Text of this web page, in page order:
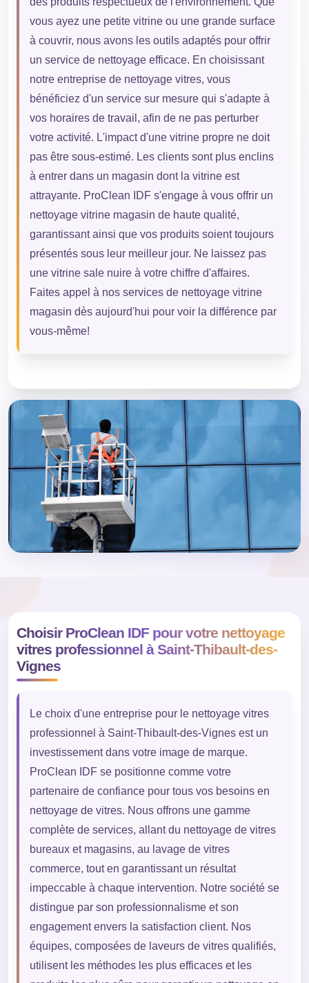
vous ayez une petite vitrine ou une grande surface
à couvrir, nous avons les outils adaptés pour offrir
un service de nettoyage efficace. En choisissant
notre entreprise de nettoyage vitres, vous
bénéficiez d'un service sur mesure qui s'adapte à
vos horaires de travail, afin de ne pas perturber
votre activité. L'impact d'une vitrine propre ne doit
pas être sous-estimé. Les clients sont plus enclins
à entrer dans un magasin dont la vitrine est
attrayante. ProClean IDF s'engage à vous offrir un
nettoyage vitrine magasin de haute qualité,
garantissant ainsi que vos produits soient toujours
présentés sous leur meilleur jour. Ne laissez pas
une vitrine sale nuire à votre chiffre d'affaires.
Faites appel à nos services de nettoyage vitrine
magasin dès aujourd'hui pour voir la différence par
vous-même!
Choisir ProClean IDF pour votre nettoyage
vitres professionnel à Saint-Thibault-des-
Vignes
Le choix d'une entreprise pour le nettoyage vitres
professionnel à Saint-Thibault-des-Vignes est un
investissement dans votre image de marque.
ProClean IDF se positionne comme votre
partenaire de confiance pour tous vos besoins en
nettoyage de vitres. Nous offrons une gamme
complète de services, allant du nettoyage de vitres
bureaux et magasins, au lavage de vitres
commerce, tout en garantissant un résultat
impeccable à chaque intervention. Notre société se
distingue par son professionnalisme et son
engagement envers la satisfaction client. Nos
équipes, composées de laveurs de vitres qualifiés,
utilisent les méthodes les plus efficaces et les